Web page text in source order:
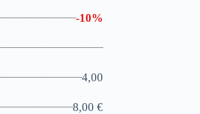
-10%
4,00
8,00 €